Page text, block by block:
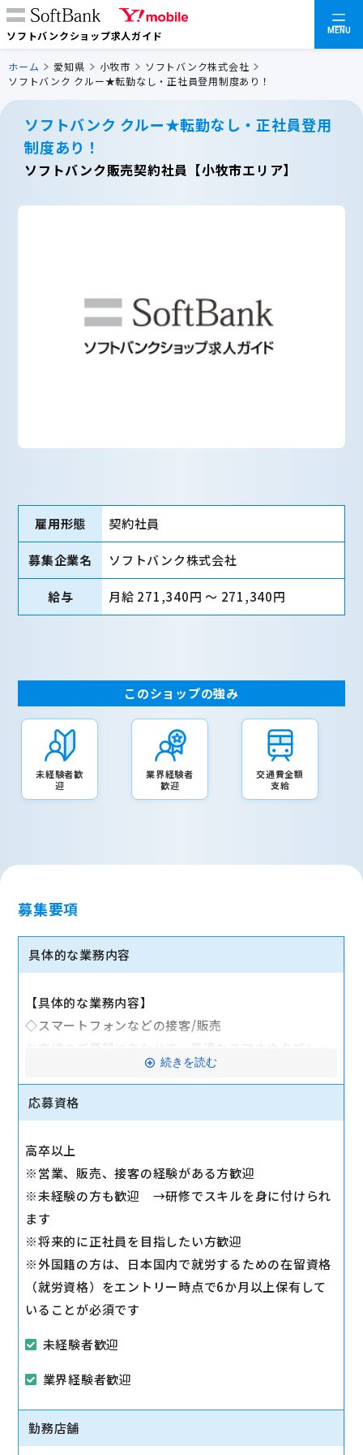
ソフトバンクショップ求人ガイド MENU
ホーム 愛知県 小牧市
ソフトバンク株式会社
ソフトバンク クルー★転勤なし・正社員登用制度あり！
ソフトバンク クルー★転勤なし・正社員登用
制度あり！
ソフトバンク販売契約社員【小牧市エリア】
雇用形態 契約社員
募集企業名 ソフトバンク株式会社
給与 月給 271,340円 〜 271,340円
このショップの強み
未経験者歓
迎
業界経験者
歓迎
交通費全額
支給
募集要項
具体的な業務内容
【具体的な業務内容】
◇スマートフォンなどの接客/販売
お客様のご要望にあわせて、最適なスマホやタブレッ
ト、料金プランなどをご提案します。
◇その他、各種商品・サービスのご案内
◇販売イベントの運営
◇売場管理/実績管理
売場のレイアウト変更など魅力的なお店作りをお願い
します。
続きを読む
応募資格
高卒以上
※営業、販売、接客の経験がある方歓迎
※未経験の方も歓迎 →研修でスキルを身に付けられ
ます
※将来的に正社員を目指したい方歓迎
※外国籍の方は、日本国内で就労するための在留資格
（就労資格）をエントリー時点で6か月以上保有して
いることが必須です
未経験者歓迎
業界経験者歓迎
勤務店舗